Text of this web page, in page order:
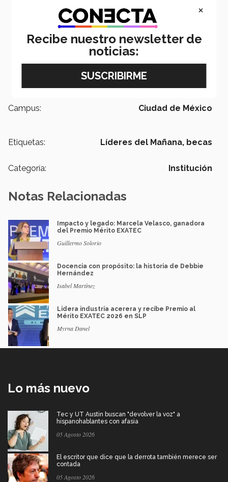
Campus: Ciudad de México
Etiquetas: Líderes del Mañana, becas
Categoría: Institución
Notas Relacionadas
Impacto y legado: Marcela Velasco, ganadora
del Premio Mérito EXATEC
Guillermo Solorio
Docencia con propósito: la historia de Debbie
Hernández
Isabel Martínez
Lidera industria acerera y recibe Premio al
Mérito EXATEC 2026 en SLP
Myrna Danel
Lo más nuevo
Tec y UT Austin buscan "devolver la voz" a
hispanohablantes con afasia
05 Agosto 2026
El escritor que dice que la derrota también merece ser
contada
05 Agosto 2026
×
Recibe nuestro newsletter de
noticias: